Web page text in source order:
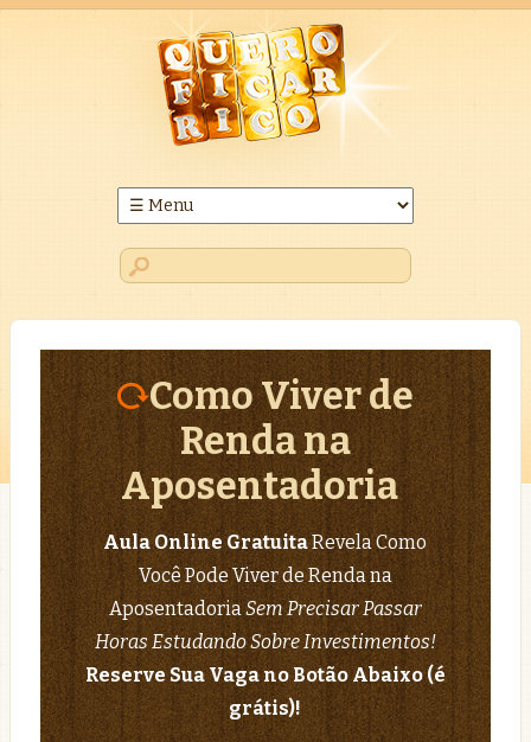
Como Viver de
Renda na
Aposentadoria
Aula Online GratuitaRevela Como
Você Pode Viver de Renda na
AposentadoriaSem Precisar Passar
Horas Estudando Sobre Investimentos!
Reserve Sua Vaga no Botão Abaixo (é
grátis)!